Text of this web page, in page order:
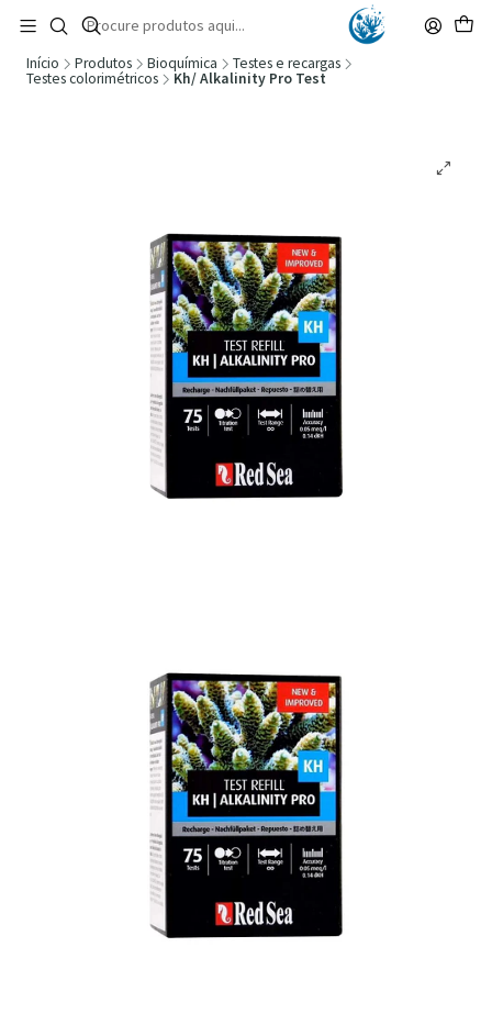
🚚 Portugal Continental: Portes Grátis desde 149,90€ (Envio extresso: 14,90€)
Ler mais
Início Produtos Bioquímica
Testes e recargas
Testes colorimétricos
Kh/ Alkalinity Pro Test